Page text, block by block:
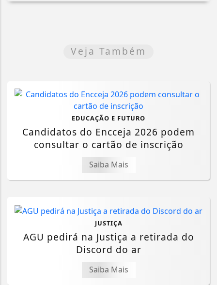
Veja Também
EDUCAÇÃO E FUTURO
Candidatos do Encceja 2026 podem
consultar o cartão de inscrição
Saiba Mais
JUSTIÇA
AGU pedirá na Justiça a retirada do
Discord do ar
Saiba Mais